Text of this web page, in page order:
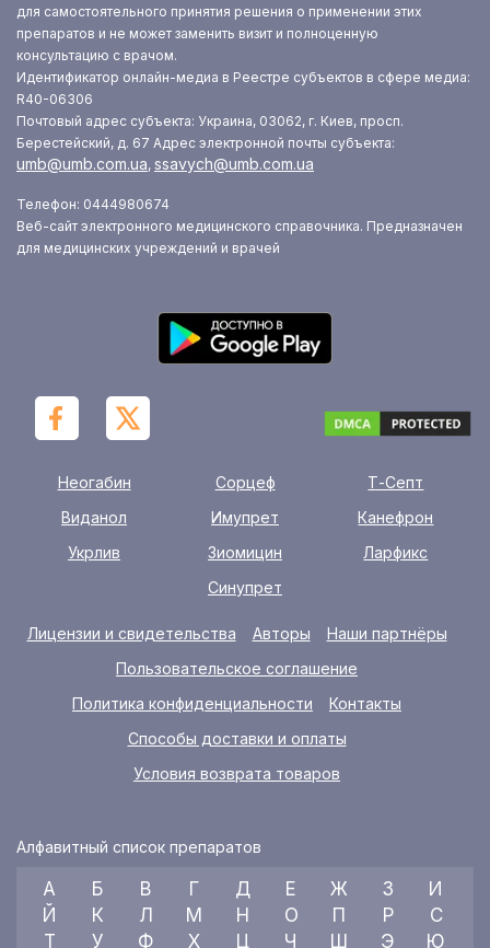
для самостоятельного принятия решения о применении этих
препаратов и не может заменить визит и полноценную
консультацию с врачом.
Идентификатор онлайн-медиа в Реестре субъектов в сфере медиа:
R40-06306
Почтовый адрес субъекта: Украина, 03062, г. Киев, просп.
Берестейский, д. 67 Адрес электронной почты субъекта:
umb@umb.com.ua, ssavych@umb.com.ua
Телефон: 0444980674
Веб-сайт электронного медицинского справочника. Предназначен
для медицинских учреждений и врачей
Неогабин Сорцеф
Т-Септ
Виданол
Имупрет
Канефрон
Укрлив
Зиомицин
Ларфикс
Синупрет
Лицензии и свидетельства Авторы
Наши партнёры
Пользовательское соглашение
Политика конфиденциальности
Контакты
Способы доставки и оплаты
Условия возврата товаров
Алфавитный список препаратов
А Б В Г Д Е Ж З
И
Й
К Л М Н О П Р
С
Т
У Ф Х Ц Ч Ш Э Ю